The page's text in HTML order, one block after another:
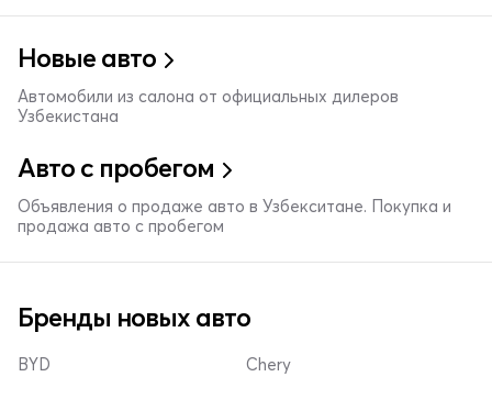
Новые авто
Автомобили из салона от официальных дилеров
Узбекистана
Авто с пробегом
Объявления о продаже авто в Узбекситане. Покупка и
продажа авто с пробегом
Бренды новых авто
BYD Chery